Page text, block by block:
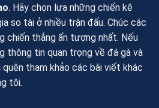
. Hãy chọn lựa những chiến kê
so tài ở nhiều trận đấu. Chúc các
chiến thắng ấn tượng nhất. Nếu
thông tin quan trọng về đá gà và
tham khảo các bài viết khác
tôi.